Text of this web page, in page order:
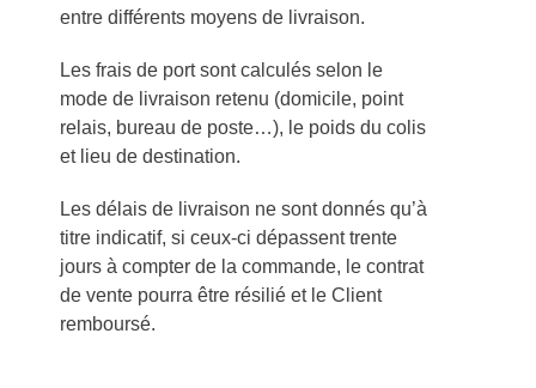
entre différents moyens de livraison.
Les frais de port sont calculés selon le
mode de livraison retenu (domicile, point
relais, bureau de poste…), le poids du colis
et lieu de destination.
Les délais de livraison ne sont donnés qu’à
titre indicatif, si ceux-ci dépassent trente
jours à compter de la commande, le contrat
de vente pourra être résilié et le Client
remboursé.